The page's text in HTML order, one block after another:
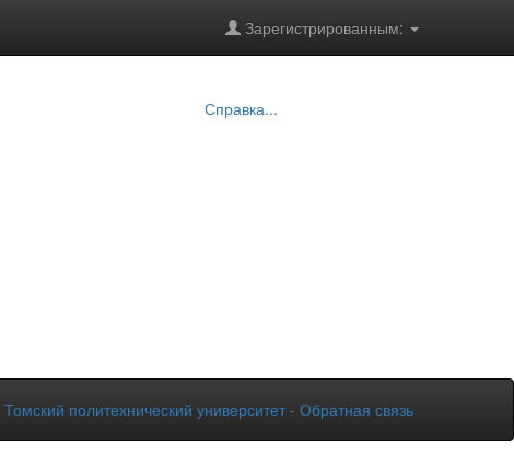
Зарегистрированным:
Справка...
Томский политехнический университет - Обратная связь